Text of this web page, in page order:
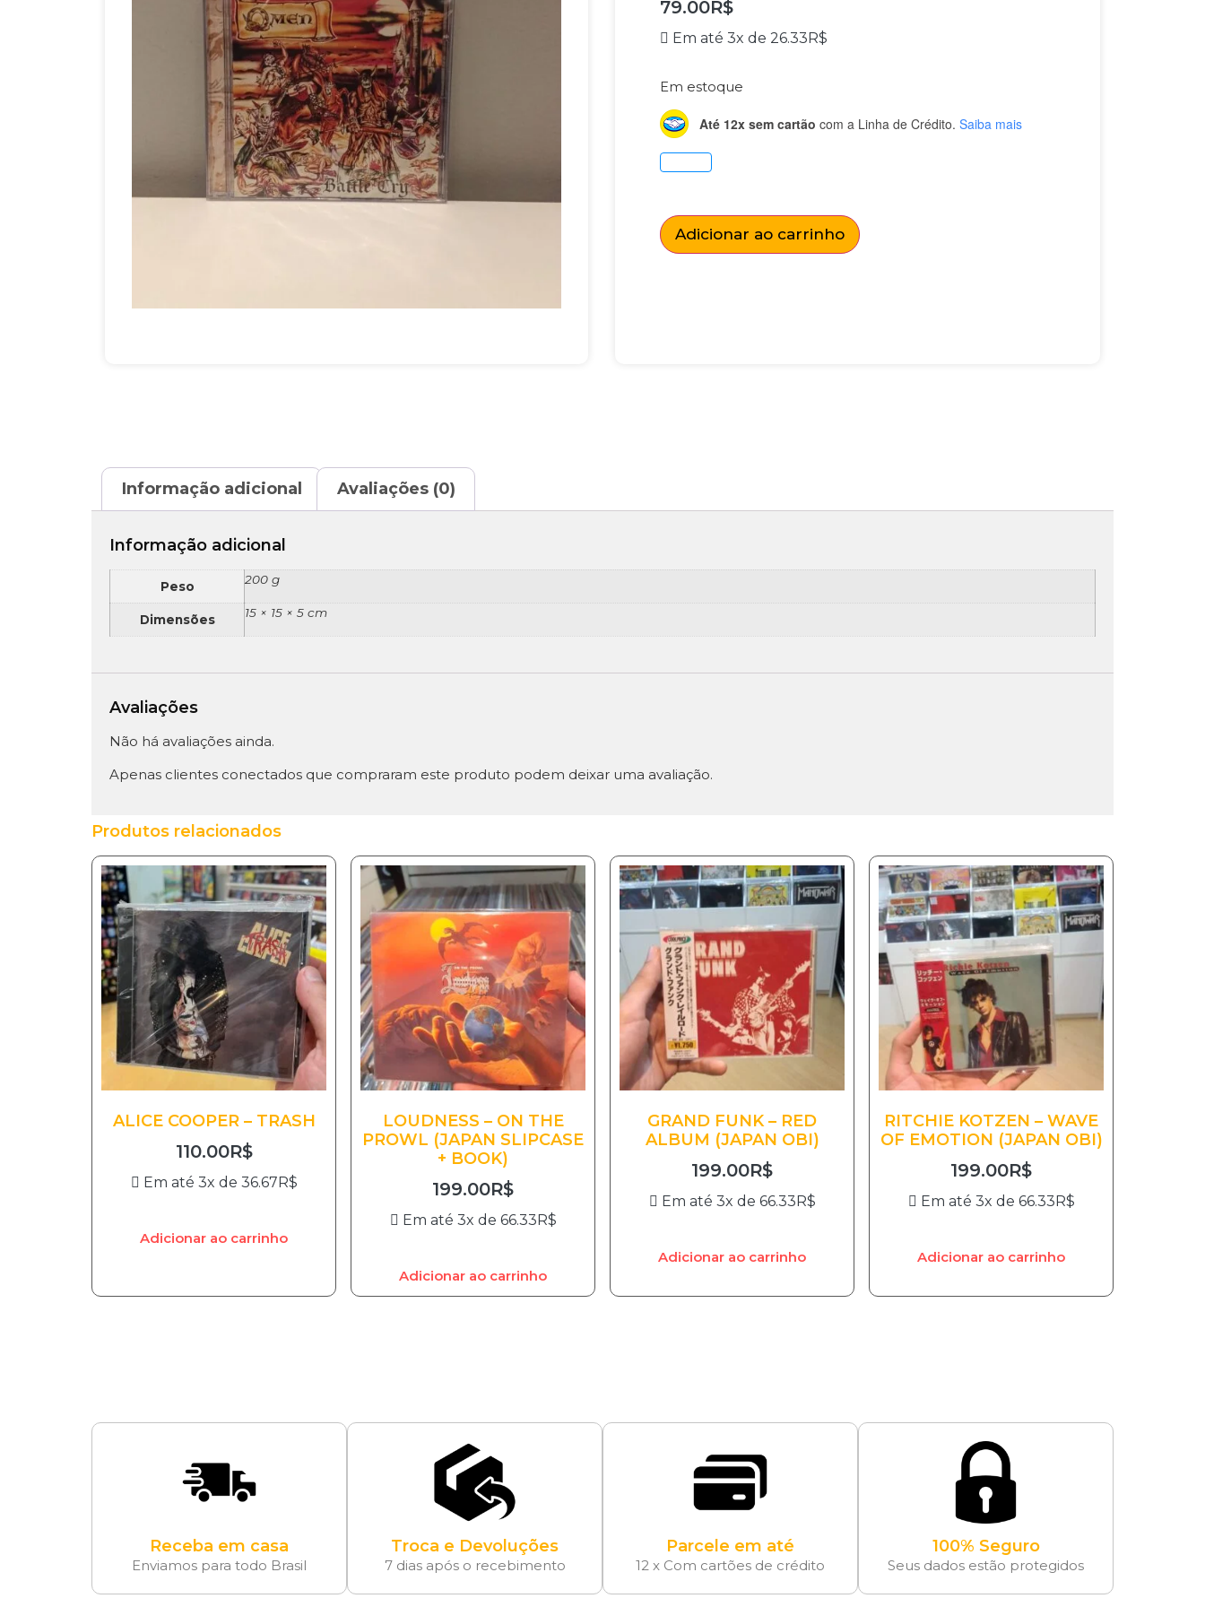
79.00R$
Em até 3x de 26.33 R$
Em estoque
Até 12x sem cartão com a Linha de Crédito. Saiba mais
Adicionar ao carrinho
Informação adicional Avaliações (0)
Informação adicional
Peso 200 g
Dimensões 15 × 15 × 5 cm
Avaliações
Não há avaliações ainda.
Apenas clientes conectados que compraram este produto podem deixar uma avaliação.
Produtos relacionados
ALICE COOPER – TRASH
110.00R$
Em até 3x de 36.67 R$
Adicionar ao carrinho
LOUDNESS – ON THE
PROWL (JAPAN SLIPCASE
+ BOOK)
199.00R$
Em até 3x de 66.33 R$
Adicionar ao carrinho
GRAND FUNK – RED
ALBUM (JAPAN OBI)
199.00R$
Em até 3x de 66.33 R$
Adicionar ao carrinho
RITCHIE KOTZEN – WAVE
OF EMOTION (JAPAN OBI)
199.00R$
Em até 3x de 66.33 R$
Adicionar ao carrinho
Receba em casa
Enviamos para todo Brasil
Troca e Devoluções
7 dias após o recebimento
Parcele em até
12 x Com cartões de crédito
100% Seguro
Seus dados estão protegidos